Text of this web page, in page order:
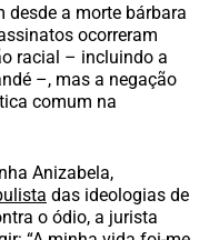
desde a morte bárbara
ocorreram
racial – incluindo a
–, mas a negação
comum na
Anizabela,
das ideologias de
o ódio, a jurista